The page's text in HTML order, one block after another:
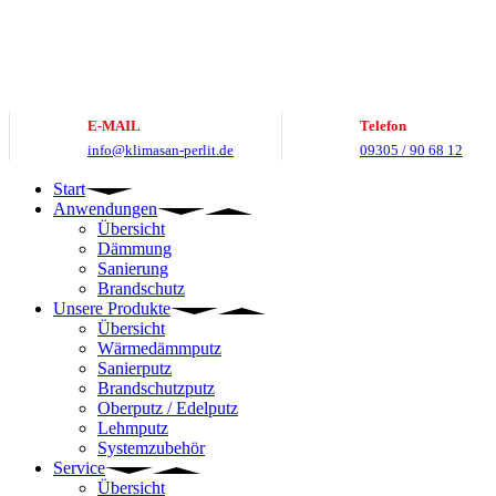
E-MAIL
info@klimasan-perlit.de
Telefon
09305 / 90 68 12
Start
Anwendungen
Übersicht
Dämmung
Sanierung
Brandschutz
Unsere Produkte
Übersicht
Wärmedämmputz
Sanierputz
Brandschutzputz
Oberputz / Edelputz
Lehmputz
Systemzubehör
Service
Übersicht